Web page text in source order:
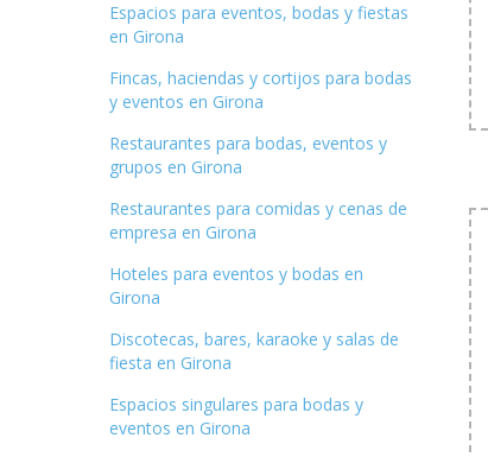
Espacios para eventos, bodas y fiestas
en Girona
Fincas, haciendas y cortijos para bodas
y eventos en Girona
Restaurantes para bodas, eventos y
grupos en Girona
Restaurantes para comidas y cenas de
empresa en Girona
Hoteles para eventos y bodas en
Girona
Discotecas, bares, karaoke y salas de
fiesta en Girona
Espacios singulares para bodas y
eventos en Girona